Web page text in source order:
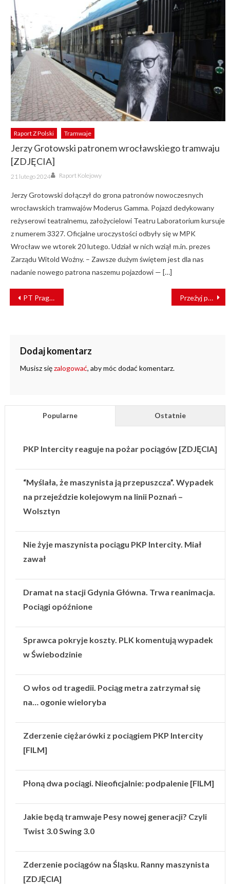
Raport Z Polski Tramwaje
Jerzy Grotowski patronem wrocławskiego tramwaju
[ZDJĘCIA]
Posted
on
21 lutego 2024 Author
Raport Kolejowy
Jerzy Grotowski dołączył do grona patronów nowoczesnych
wrocławskich tramwajów Moderus Gamma. Pojazd dedykowany
reżyserowi teatralnemu, założycielowi Teatru Laboratorium kursuje
z numerem 3327. Oficjalne uroczystości odbyły się w MPK
Wrocław we wtorek 20 lutego. Udział w nich wziął m.in. prezes
Zarządu Witold Woźny. – Zawsze dużym świętem jest dla nas
nadanie nowego patrona naszemu pojazdowi — […]
NAWIGACJA
WPISU
PT Praga wzmacnia zasilanie warszawskich torów Przeżyj przygodę w „Wagonie Zagadek”
Dodaj komentarz
Musisz sięzalogować, aby móc dodać komentarz.
Popularne Ostatnie
PKP Intercity reaguje na pożar pociągów [ZDJĘCIA]
“Myślała, że maszynista ją przepuszcza”. Wypadek
na przejeździe kolejowym na linii Poznań –
Wolsztyn
Nie żyje maszynista pociągu PKP Intercity. Miał
zawał
Dramat na stacji Gdynia Główna. Trwa reanimacja.
Pociągi opóźnione
Sprawca pokryje koszty. PLK komentują wypadek
w Świebodzinie
O włos od tragedii. Pociąg metra zatrzymał się
na… ogonie wieloryba
Zderzenie ciężarówki z pociągiem PKP Intercity
[FILM]
Płoną dwa pociągi. Nieoficjalnie: podpalenie [FILM]
Jakie będą tramwaje Pesy nowej generacji? Czyli
Twist 3.0 Swing 3.0
Zderzenie pociągów na Śląsku. Ranny maszynista
[ZDJĘCIA]